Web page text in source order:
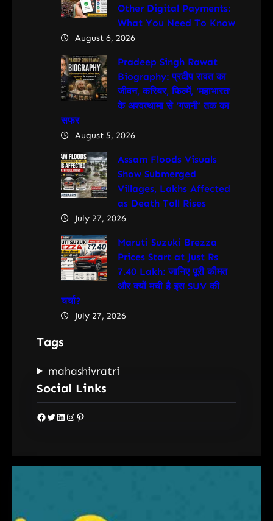
Other Digital Payments:
What You Need To Know
August 6, 2026
Pradeep Singh Rawat
Biography: प्रदीप रावत का
जीवन, करियर, फिल्में, ‘महाभारत’
के अश्वत्थामा से ‘गजनी’ तक का
सफर
August 5, 2026
Assam Floods Visuals
Show Submerged
Villages, Lakhs Affected
as Death Toll Rises
July 27, 2026
Maruti Suzuki Brezza
Prices Start at Just Rs
7.40 Lakh: जानिए पूरी कीमत
और क्यों मची है इस SUV की
चर्चा?
July 27, 2026
Tags
mahashivratri
Social Links
Facebook Twitter LinkedIn Instagram Pinterest